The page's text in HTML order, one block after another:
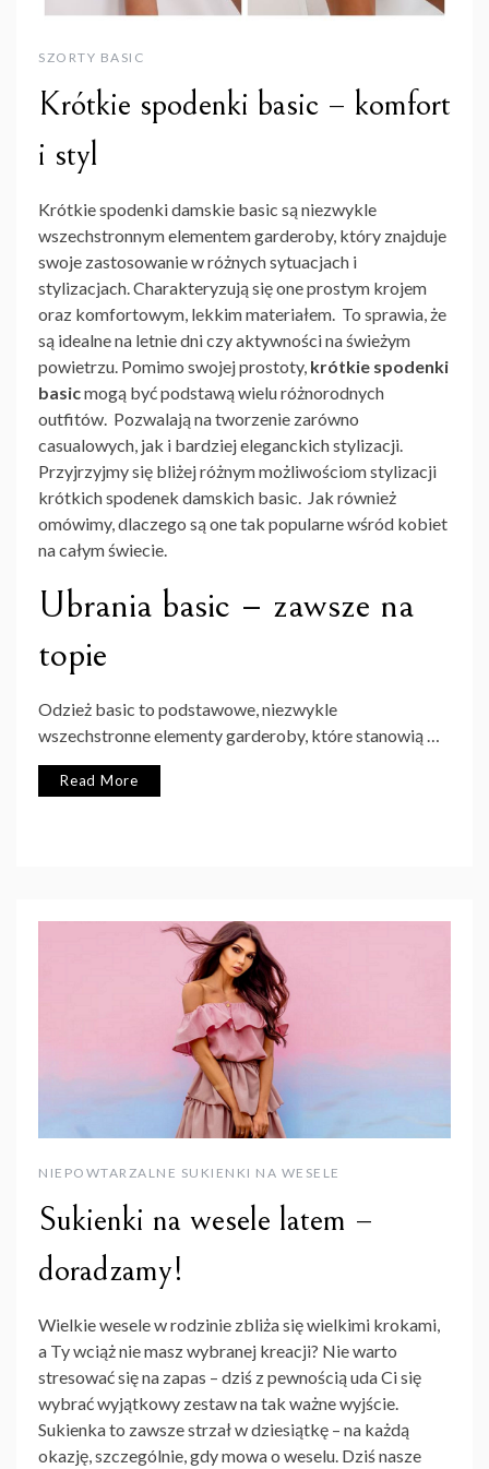
SZORTY BASIC
Krótkie spodenki basic – komfort
i styl
Krótkie spodenki damskie basic są niezwykle
wszechstronnym elementem garderoby, który znajduje
swoje zastosowanie w różnych sytuacjach i
stylizacjach. Charakteryzują się one prostym krojem
oraz komfortowym, lekkim materiałem. To sprawia, że
są idealne na letnie dni czy aktywności na świeżym
powietrzu. Pomimo swojej prostoty, krótkie spodenki
basicmogą być podstawą wielu różnorodnych
outfitów. Pozwalają na tworzenie zarówno
casualowych, jak i bardziej eleganckich stylizacji.
Przyjrzyjmy się bliżej różnym możliwościom stylizacji
krótkich spodenek damskich basic. Jak również
omówimy, dlaczego są one tak popularne wśród kobiet
na całym świecie.
Ubrania basic – zawsze na
topie
Odzież basic to podstawowe, niezwykle
wszechstronne elementy garderoby, które stanowią …
Read More
NIEPOWTARZALNE SUKIENKI NA WESELE
Sukienki na wesele latem –
doradzamy!
Wielkie wesele w rodzinie zbliża się wielkimi krokami,
a Ty wciąż nie masz wybranej kreacji? Nie warto
stresować się na zapas – dziś z pewnością uda Ci się
wybrać wyjątkowy zestaw na tak ważne wyjście.
Sukienka to zawsze strzał w dziesiątkę – na każdą
okazję, szczególnie, gdy mowa o weselu. Dziś nasze